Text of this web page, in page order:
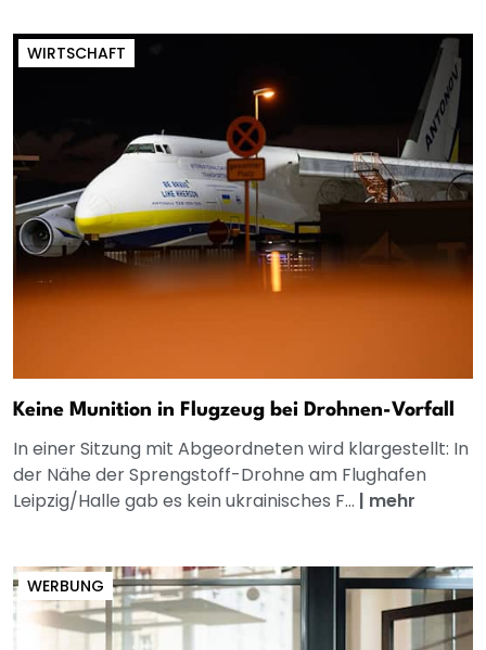
WIRTSCHAFT
Keine Munition in Flugzeug bei Drohnen-Vorfall
In einer Sitzung mit Abgeordneten wird klargestellt: In
der Nähe der Sprengstoff-Drohne am Flughafen
Leipzig/Halle gab es kein ukrainisches F... | mehr
WERBUNG